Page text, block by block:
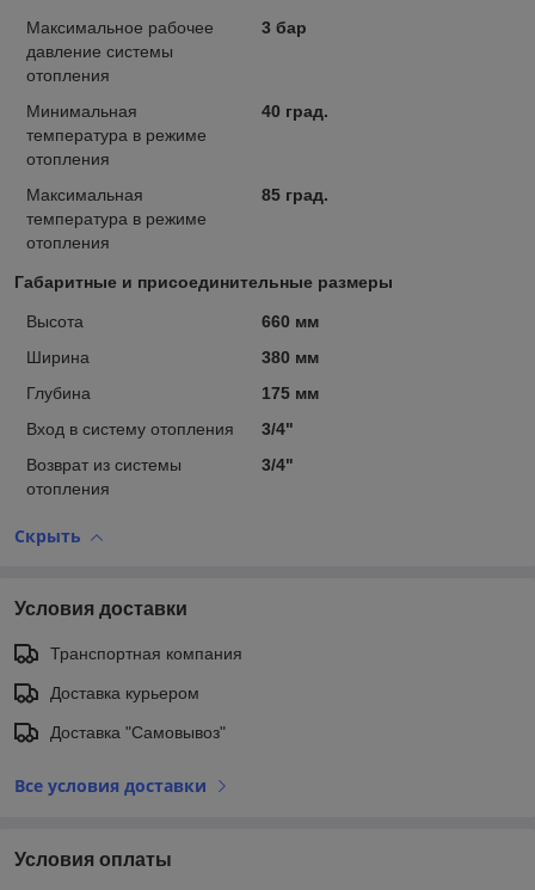
Максимальное рабочее
давление системы
отопления
3 бар
Минимальная
температура в режиме
отопления
40 град.
Максимальная
температура в режиме
отопления
85 град.
Габаритные и присоединительные размеры
Высота
660 мм
Ширина
380 мм
Глубина
175 мм
Вход в систему отопления
3/4"
Возврат из системы
отопления
3/4"
Скрыть
Условия доставки
Транспортная компания
Доставка курьером
Доставка "Самовывоз"
Все условия доставки
Условия оплаты